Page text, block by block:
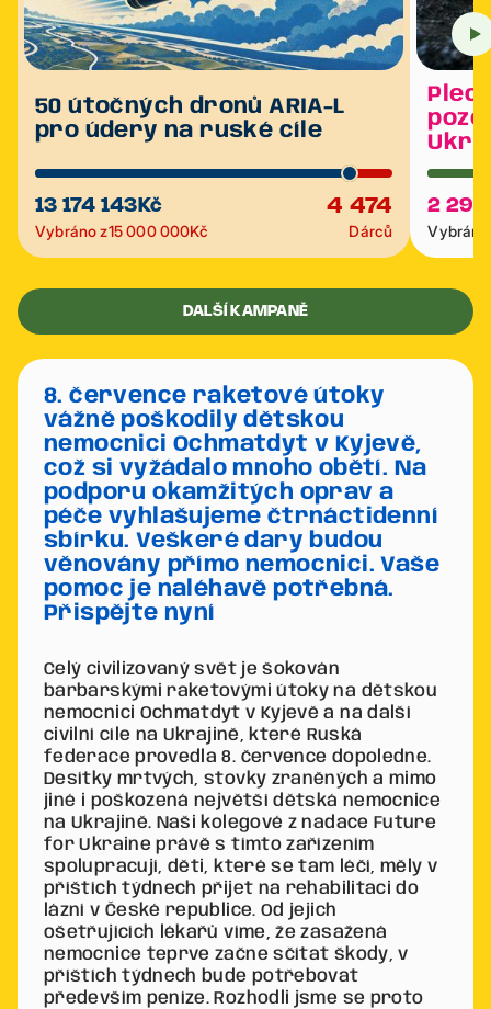
50 útočných dronů ARIA-L
pro údery na ruské cíle
13 174 143 Kč 4 474
Vybráno z15 000 000Kč Dárců
2 291
DALŠÍ KAMPANĚ
8. července raketové útoky
vážně poškodily dětskou
nemocnici Ochmatdyt v Kyjevě,
což si vyžádalo mnoho obětí. Na
podporu okamžitých oprav a
péče vyhlašujeme čtrnáctidenní
sbírku. Veškeré dary budou
věnovány přímo nemocnici. Vaše
pomoc je naléhavě potřebná.
Přispějte nyní
Celý civilizovaný svět je šokován
barbarskými raketovými útoky na dětskou
nemocnici Ochmatdyt v Kyjevě a na další
civilní cíle na Ukrajině, které Ruská
federace provedla 8. července dopoledne.
Desítky mrtvých, stovky zraněných a mimo
jiné i poškozená největší dětská nemocnice
na Ukrajině. Naši kolegové z nadace Future
for Ukraine právě s tímto zařízením
spolupracují, děti, které se tam léčí, měly v
příštích týdnech přijet na rehabilitaci do
lázní v České republice. Od jejich
ošetřujících lékařů víme, že zasažená
nemocnice teprve začne sčítat škody, v
příštích týdnech bude potřebovat
především peníze. Rozhodli jsme se proto